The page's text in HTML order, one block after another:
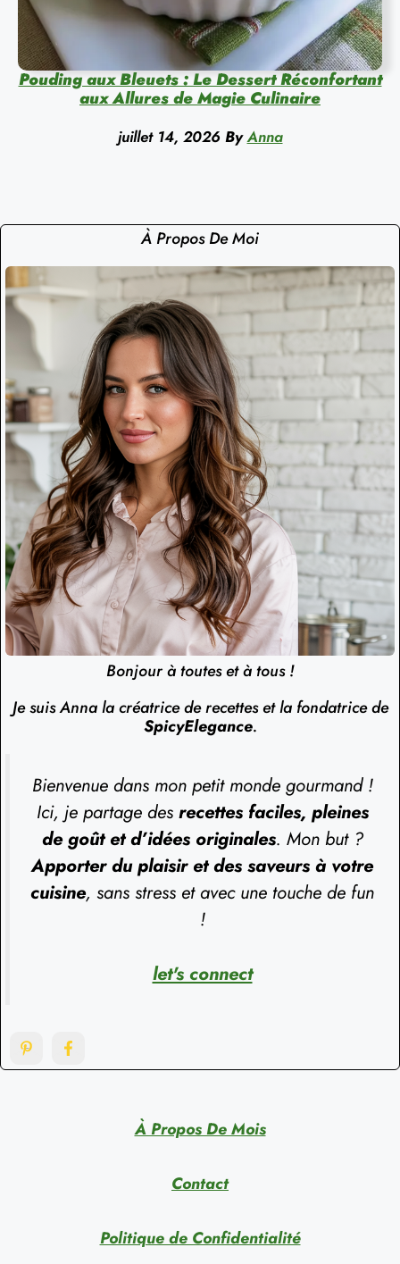
Pouding aux Bleuets : Le Dessert Réconfortant
aux Allures de Magie Culinaire
juillet 14, 2026 By Anna
À Propos De Moi
Bonjour à toutes et à tous !
Je suis Anna la créatrice de recettes et la fondatrice de
SpicyElegance.
Bienvenue dans mon petit monde gourmand !
Ici, je partage des recettes faciles, pleines
de goût et d’idées originales. Mon but ?
Apporter du plaisir et des saveurs à votre
cuisine, sans stress et avec une touche de fun
!
let's connect
À Propos De Mois
Contact
Politique de Confidentialité